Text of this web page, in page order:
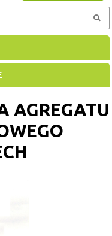
AGREGATU